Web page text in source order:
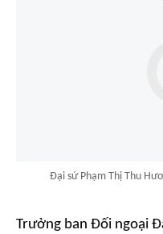
Đại sứ Phạm Thị Thu
Trưởng ban Đối ngoại